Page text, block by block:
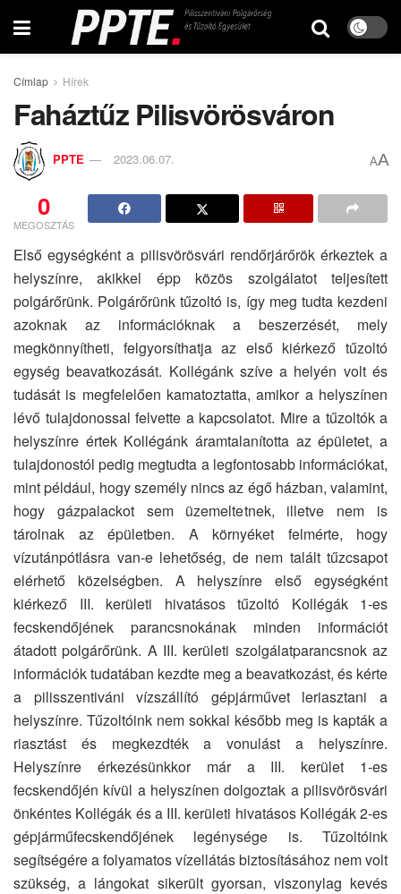
Címlap Hírek
Faháztűz Pilisvörösváron
PPTE 2023.06.07. AA
0
MEGOSZTÁS
Első egységként a pilisvörösvári rendőrjárőrök érkeztek a
helyszínre, akikkel épp közös szolgálatot teljesített
polgárőrünk. Polgárőrünk tűzoltó is, így meg tudta kezdeni
azoknak az információknak a beszerzését, mely
megkönnyítheti, felgyorsíthatja az első kiérkező tűzoltó
egység beavatkozását. Kollégánk szíve a helyén volt és
tudását is megfelelően kamatoztatta, amikor a helyszínen
lévő tulajdonossal felvette a kapcsolatot. Mire a tűzoltók a
helyszínre értek Kollégánk áramtalanította az épületet, a
tulajdonostól pedig megtudta a legfontosabb információkat,
mint például, hogy személy nincs az égő házban, valamint,
hogy gázpalackot sem üzemeltetnek, illetve nem is
tárolnak az épületben. A környéket felmérte, hogy
vízutánpótlásra van-e lehetőség, de nem talált tűzcsapot
elérhető közelségben. A helyszínre első egységként
kiérkező III. kerületi hivatásos tűzoltó Kollégák 1-es
fecskendőjének parancsnokának minden információt
átadott polgárőrünk. A III. kerületi szolgálatparancsnok az
információk tudatában kezdte meg a beavatkozást, és kérte
a pilisszentiváni vízszállító gépjárművet leriasztani a
helyszínre. Tűzoltóink nem sokkal később meg is kapták a
riasztást és megkezdték a vonulást a helyszínre.
Helyszínre érkezésünkkor már a III. kerület 1-es
fecskendőjén kívül a helyszínen dolgoztak a pilisvörösvári
önkéntes Kollégák és a III. kerületi hivatásos Kollégák 2-es
gépjárműfecskendőjének legénysége is. Tűzoltóink
segítségére a folyamatos vízellátás biztosításához nem volt
szükség, a lángokat sikerült gyorsan, viszonylag kevés